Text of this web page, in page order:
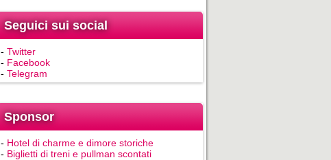
Seguici sui social
- Twitter
- Facebook
- Telegram
Sponsor
- Hotel di charme e dimore storiche
- Biglietti di treni e pullman scontati